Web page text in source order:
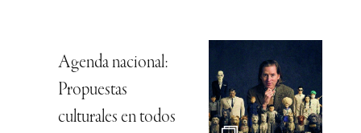
Agenda nacional:
Propuestas
culturales en todos